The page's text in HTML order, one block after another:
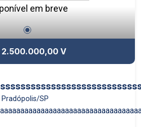
em breve
2.500.000,00 V
SP